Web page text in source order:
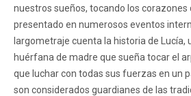
nuestros sueños, tocando los corazones
presentado en numerosos eventos
largometraje cuenta la historia de Lucía,
huérfana de madre que sueña tocar el
que luchar con todas sus fuerzas en un
son considerados guardianes de las